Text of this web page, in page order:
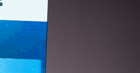
학교건축기금